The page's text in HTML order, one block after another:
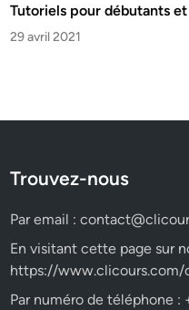
Tutoriels pour débutants
29 avril 2021
Trouvez-nous
Par email :
En visitant cette page sur
https://
Par numéro de téléphone :